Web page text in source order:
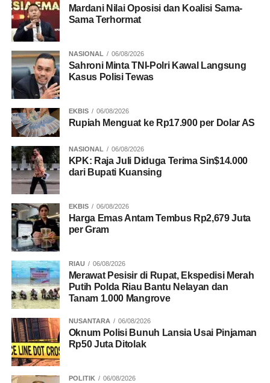
Mardani Nilai Oposisi dan Koalisi Sama-
Sama Terhormat
NASIONAL 06/08/2026
Sahroni Minta TNI-Polri Kawal Langsung
Kasus Polisi Tewas
EKBIS 06/08/2026
Rupiah Menguat ke Rp17.900 per Dolar AS
NASIONAL 06/08/2026
KPK: Raja Juli Diduga Terima Sin$14.000
dari Bupati Kuansing
EKBIS 06/08/2026
Harga Emas Antam Tembus Rp2,679 Juta
per Gram
RIAU 06/08/2026
Merawat Pesisir di Rupat, Ekspedisi Merah
Putih Polda Riau Bantu Nelayan dan
Tanam 1.000 Mangrove
NUSANTARA 06/08/2026
Oknum Polisi Bunuh Lansia Usai Pinjaman
Rp50 Juta Ditolak
POLITIK 06/08/2026